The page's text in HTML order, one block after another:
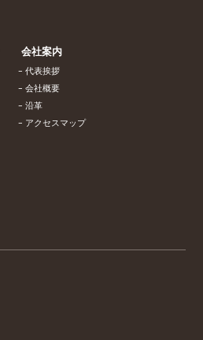
会社案内
代表挨拶
会社概要
沿革
アクセスマップ